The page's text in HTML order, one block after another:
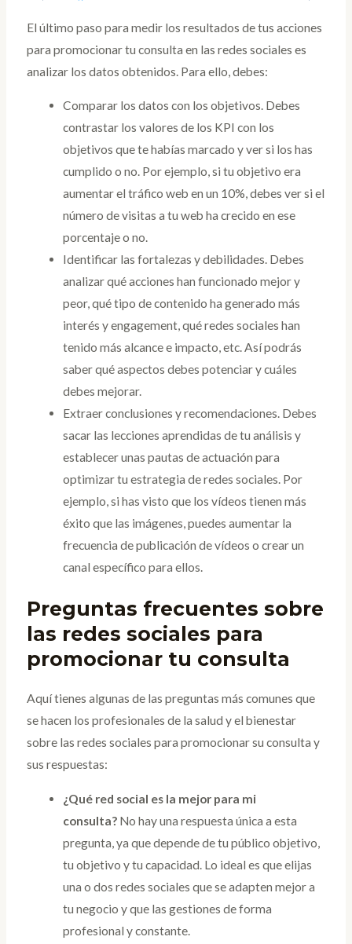
El último paso para medir los resultados de tus acciones
para promocionar tu consulta en las redes sociales es
analizar los datos obtenidos. Para ello, debes:
Comparar los datos con los objetivos. Debes
contrastar los valores de los KPI con los
objetivos que te habías marcado y ver si los has
cumplido o no. Por ejemplo, si tu objetivo era
aumentar el tráfico web en un 10%, debes ver si el
número de visitas a tu web ha crecido en ese
porcentaje o no.
Identificar las fortalezas y debilidades. Debes
analizar qué acciones han funcionado mejor y
peor, qué tipo de contenido ha generado más
interés y engagement, qué redes sociales han
tenido más alcance e impacto, etc. Así podrás
saber qué aspectos debes potenciar y cuáles
debes mejorar.
Extraer conclusiones y recomendaciones. Debes
sacar las lecciones aprendidas de tu análisis y
establecer unas pautas de actuación para
optimizar tu estrategia de redes sociales. Por
ejemplo, si has visto que los vídeos tienen más
éxito que las imágenes, puedes aumentar la
frecuencia de publicación de vídeos o crear un
canal específico para ellos.
Preguntas frecuentes sobre
las redes sociales para
promocionar tu consulta
Aquí tienes algunas de las preguntas más comunes que
se hacen los profesionales de la salud y el bienestar
sobre las redes sociales para promocionar su consulta y
sus respuestas:
¿Qué red social es la mejor para mi
consulta? No hay una respuesta única a esta
pregunta, ya que depende de tu público objetivo,
tu objetivo y tu capacidad. Lo ideal es que elijas
una o dos redes sociales que se adapten mejor a
tu negocio y que las gestiones de forma
profesional y constante.